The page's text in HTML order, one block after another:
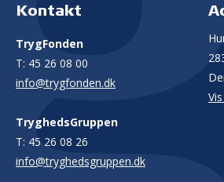
Kontakt
TrygFonden
T: 45 26 08 00
info@trygfonden.dk
TryghedsGruppen
T: 45 26 08 26
info@tryghedsgruppen.dk